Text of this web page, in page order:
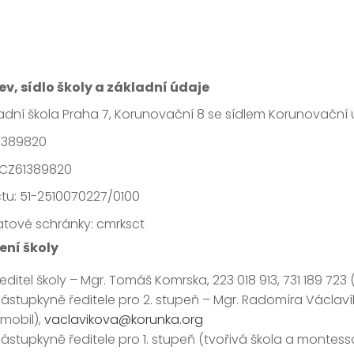
sídlo školy a základní údaje
škola Praha 7, Korunovační 8 se sídlem Korunovační
51-2510070227/0100
schránky: cmrksct
školy
školy – Mgr. Tomáš Komrska, 223 018 913, 731 189
ředitele pro 2. stupeň – Mgr. Radomíra
vaclavikova@korunka.org
ředitele pro 1. stupeň (tvořivá škola a